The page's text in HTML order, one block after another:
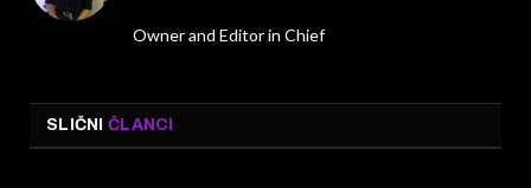
Owner and Editor in Chief
SLIČNI ČLANCI